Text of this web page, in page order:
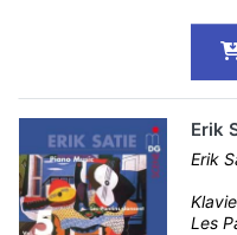
Erik
Erik
Les